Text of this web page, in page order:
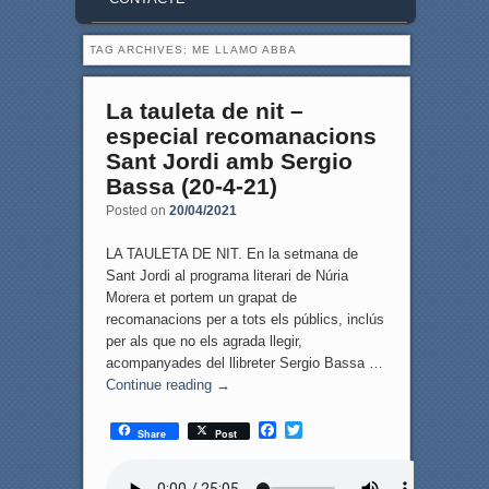
TAG ARCHIVES: ME LLAMO ABBA
La tauleta de nit –
especial recomanacions
Sant Jordi amb Sergio
Bassa (20-4-21)
Posted on 20/04/2021
LA TAULETA DE NIT. En la setmana de
Sant Jordi al programa literari de Núria
Morera et portem un grapat de
recomanacions per a tots els públics, inclús
per als que no els agrada llegir,
acompanyades del llibreter Sergio Bassa …
Continue reading →
Share Post
F
T